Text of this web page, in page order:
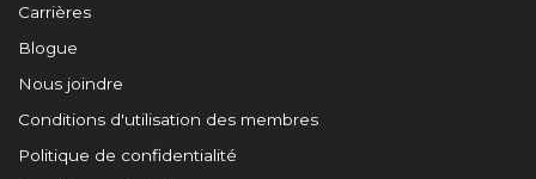
Carrières
Blogue
Nous joindre
Conditions d'utilisation des membres
Politique de confidentialité